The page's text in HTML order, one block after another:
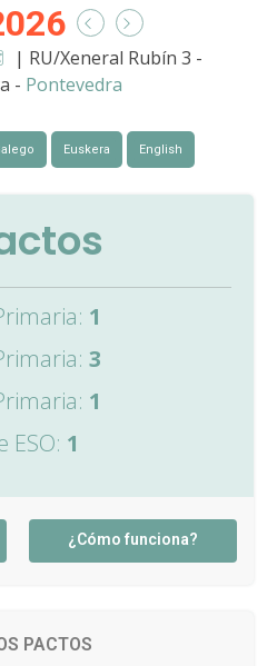
| RU/Xeneral Rubín 3 -
- Pontevedra
Euskera English
1
3
1
ESO: 1
¿Cómo funciona?
PACTOS